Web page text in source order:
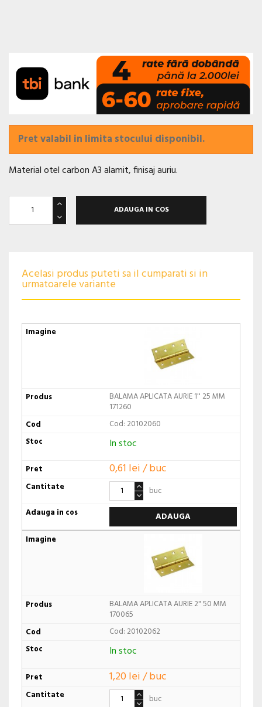
Pret valabil in limita stocului disponibil.
Material otel carbon A3 alamit, finisaj auriu.
ADAUGA IN COS
Acelasi produs puteti sa il cumparati si in
urmatoarele variante
BALAMA APLICATA AURIE 1'' 25 MM
171260
Cod: 20102060
In stoc
0,61 lei / buc
buc
ADAUGA
BALAMA APLICATA AURIE 2" 50 MM
170065
Cod: 20102062
In stoc
1,20 lei / buc
buc